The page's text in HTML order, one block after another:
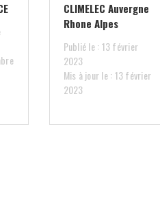
CLIMELEC Auvergne
Rhone Alpes
Publié le : 13 février
2023
Mis à jour le : 13 février
2023